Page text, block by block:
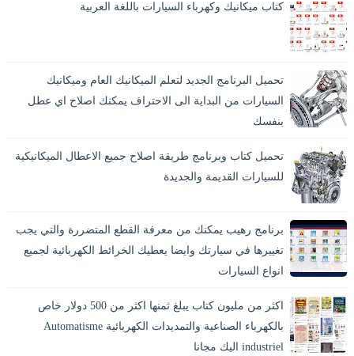
كتاب ميكانيك وكهرباء السيارات باللغة العربية
تحميل البرنامج الجديد لتعلم الميكانيك العام وميكانيك
السيارات من البداية الى الاحتراف يمكنك اصلاح اي عطل
بنفسك
تحميل كتاب وبرنامج طريقة اصلاح جميع الاعطال الميكانيكية
للسيارات القديمة والجديدة
برنامج رهيب يمكنك من معرفة القطع المتضررة والتي يجب
تغييرها في سيارتك وايضا يعطيك الخرائط الكهربائية لجميع
انواع السيارات
اكثر من مليون كتاب يبلغ ثمنها اكثر من 500 دولار خاص
بالكهرباء الصناعية والتمديدات الكهربائية Automatisme
industriel اليك مجانا